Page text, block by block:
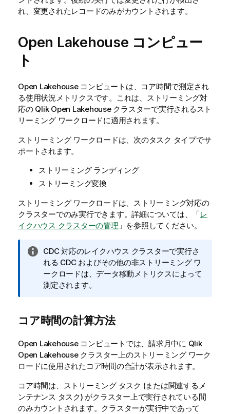
れ、変更されたレコードのみがカウントされます。
Open Lakehouse コンピュー
ト
Open Lakehouse コンピュートは、コア時間で測定され
る使用状況メトリクスです。これは、ストリーミング対
応の Qlik Open Lakehouseクラスターで実行されるスト
リーミング ワークロードに適用されます。
ストリーミング ワークロードは、次のタスク タイプでサ
ポートされます。
ストリーミング ランディング
ストリーミング変換
ストリーミング ワークロードは、ストリーミング対応の
クラスターでのみ実行できます。詳細については、「レ
イクハウス クラスターの管理 」を参照してください。
情
報
メ
モ
CDC 対応のレイクハウス クラスターで実行さ
れる CDC およびその他の非ストリーミング ワ
ークロードは、データ移動メトリクスによって
測定されます。
コア時間の計算方法
Open Lakehouse コンピュートでは、請求月中に Qlik
Open Lakehouseクラスター上のストリーミング ワーク
ロードに使用されたコア時間の合計が表示されます。
コア時間は、ストリーミング タスク (または関連するメ
ンテナンス タスク) がクラスター上で実行されている間
のみカウントされます。クラスターが実行中であって